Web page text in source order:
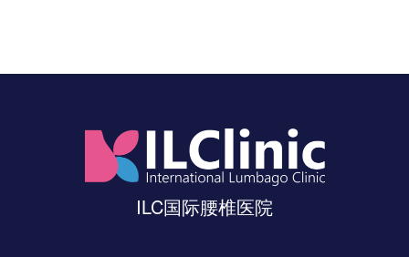
ILC国际腰椎医院